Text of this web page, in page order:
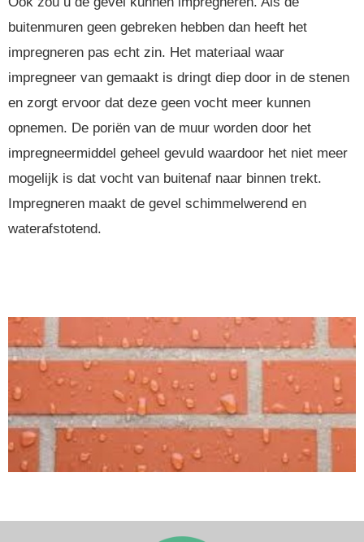
buitenmuren geen gebreken hebben dan heeft het
impregneren pas echt zin. Het materiaal waar
impregneer van gemaakt is dringt diep door in de stenen
en zorgt ervoor dat deze geen vocht meer kunnen
opnemen. De poriën van de muur worden door het
impregneermiddel geheel gevuld waardoor het niet meer
mogelijk is dat vocht van buitenaf naar binnen trekt.
Impregneren maakt de gevel schimmelwerend en
waterafstotend.